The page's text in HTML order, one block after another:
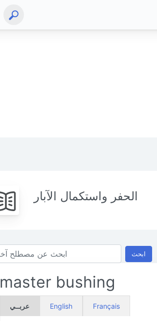
الحفر واستكمال الآبار
ابحث
master bushing
عربــي English Français